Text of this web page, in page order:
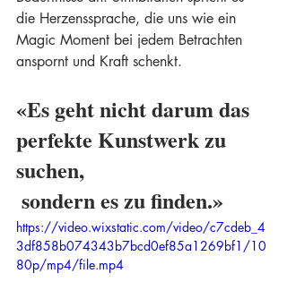
die Herzenssprache, die uns wie ein
Magic Moment bei jedem Betrachten
anspornt und Kraft schenkt.
«Es geht nicht darum das
perfekte Kunstwerk zu
suchen,
sondern es zu finden.»
https://video.wixstatic.com/video/c7cdeb_4
3df858b074343b7bcd0ef85a1269bf1/10
80p/mp4/file.mp4